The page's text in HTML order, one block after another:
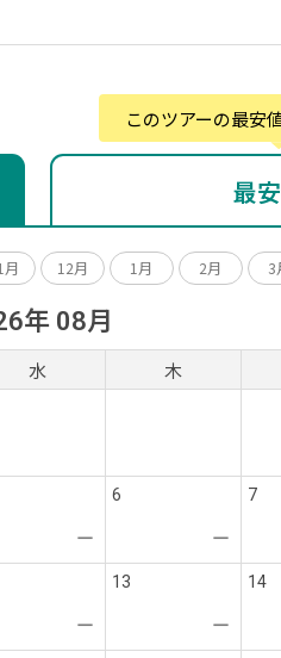
このツアーの最安
最
月 12月 1月 2月 3
年 08月
水 木
ー
6
ー
7
ー
13
ー
14